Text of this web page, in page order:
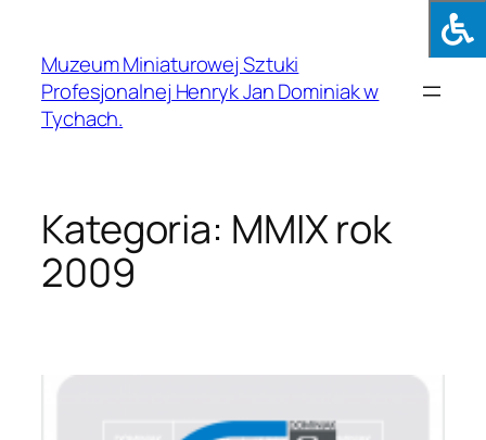
Muzeum Miniaturowej Sztuki
Profesjonalnej Henryk Jan Dominiak w
Tychach.
Kategoria: MMIX rok
2009